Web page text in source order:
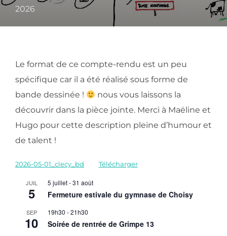
le
2026
Le format de ce compte-rendu est un peu
spécifique car il a été réalisé sous forme de
bande dessinée !
nous vous laissons la
découvrir dans la pièce jointe. Merci à Maëline et
Hugo pour cette description pleine d’humour et
de talent !
2026-05-01_clecy_bd Télécharger
JUIL
5
5 juillet-31 août
Fermeture estivale du gymnase de Choisy
SEP
10
19h30 -21h30
Soirée de rentrée de Grimpe 13